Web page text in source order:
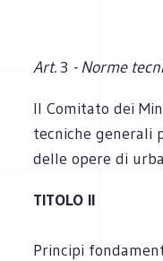
Art. 3 - Norme
Il Comitato dei
tecniche generali
delle opere di
TITOLO II
Principi